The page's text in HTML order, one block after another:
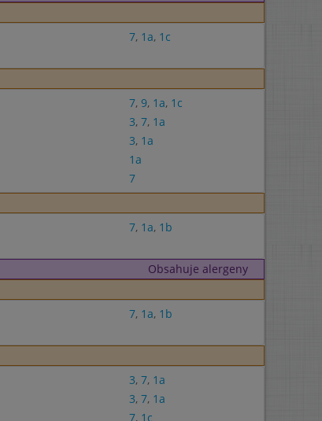
7, 1a, 1c
7, 9, 1a, 1c
3, 7, 1a
3, 1a
1a
7
7, 1a, 1b
Obsahuje alergeny
7, 1a, 1b
3, 7, 1a
3, 7, 1a
7, 1c